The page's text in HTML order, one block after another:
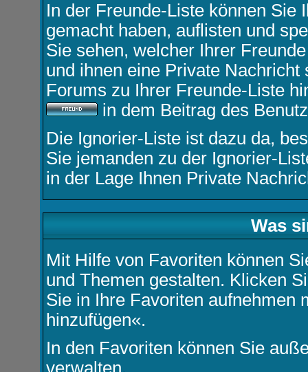
In der Freunde-Liste können Sie
gemacht haben, auflisten und
Sie sehen, welcher Ihrer
und ihnen eine Private
Forums zu Ihrer Freunde-Liste
in dem Beitrag des
Die Ignorier-Liste ist dazu da,
Sie jemanden zu der Ignorier-
in der Lage Ihnen Private
Was
Mit Hilfe von Favoriten können
und Themen gestalten. Klicken
Sie in Ihre Favoriten aufnehmen
hinzufügen«.
In den Favoriten können Sie
verwalten.